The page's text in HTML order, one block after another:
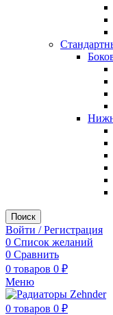
Поиск
Войти / Регистрация
0 Список желаний
0 Сравнить
0 товаров 0 ₽
Меню
0 товаров 0 ₽